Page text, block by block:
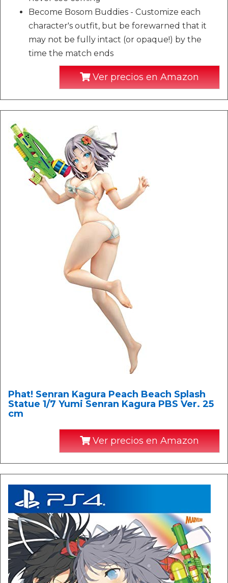
Become Bosom Buddies - Customize each
character's outfit, but be forewarned that it
may not be fully intact (or opaque!) by the
time the match ends
Ver precios en Amazon
Phat! Senran Kagura Peach Beach Splash
Statue 1/7 Yumi Senran Kagura PBS Ver. 25
cm
Ver precios en Amazon